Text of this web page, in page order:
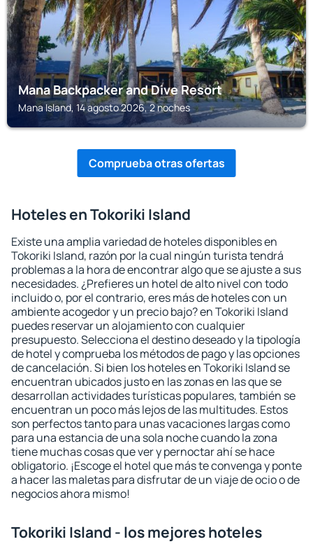
Mana Backpacker and Dive Resort
Mana Island, 14 agosto 2026, 2 noches
Comprueba otras ofertas
Hoteles en Tokoriki Island
Existe una amplia variedad de hoteles disponibles en
Tokoriki Island, razón por la cual ningún turista tendrá
problemas a la hora de encontrar algo que se ajuste a sus
necesidades. ¿Prefieres un hotel de alto nivel con todo
incluido o, por el contrario, eres más de hoteles con un
ambiente acogedor y un precio bajo? en Tokoriki Island
puedes reservar un alojamiento con cualquier
presupuesto. Selecciona el destino deseado y la tipología
de hotel y comprueba los métodos de pago y las opciones
de cancelación. Si bien los hoteles en Tokoriki Island se
encuentran ubicados justo en las zonas en las que se
desarrollan actividades turísticas populares, también se
encuentran un poco más lejos de las multitudes. Estos
son perfectos tanto para unas vacaciones largas como
para una estancia de una sola noche cuando la zona
tiene muchas cosas que ver y pernoctar ahí se hace
obligatorio. ¡Escoge el hotel que más te convenga y ponte
a hacer las maletas para disfrutar de un viaje de ocio o de
negocios ahora mismo!
Tokoriki Island - los mejores hoteles